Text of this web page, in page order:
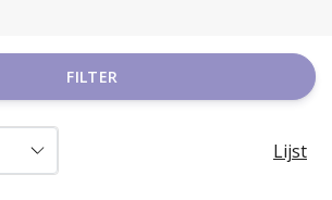
FILTER
Lijst